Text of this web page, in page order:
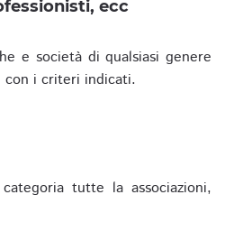
ecc
e società di qualsiasi genere
con i criteri indicati.
tutte la associazioni,